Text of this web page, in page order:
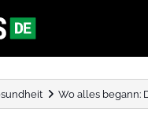
Wo alles begann: